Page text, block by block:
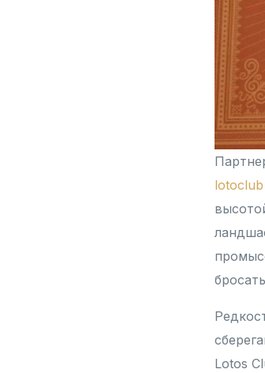
Lotos